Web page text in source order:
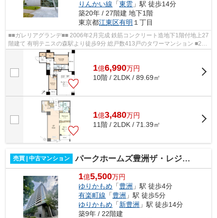
りんかい線 「東雲 」駅 徒歩14分
築20年 / 27階建 地下1階
東京都江東区有明 １丁目
■■ガレリアグランデ■■ 2006年2月完成 鉄筋コンクリート造地下1階付地上27
階建て 有明テニスの森駅より徒歩9分 総戸数413戸のタワーマンション ■24
時間有人管理 ■24時間遠隔管理シス...
1億6,990万円
10階 / 2LDK / 89.69㎡
1億3,480万円
11階 / 2LDK / 71.39㎡
売買 | 中古マンション パークホームズ豊洲ザ・レジデンス
1億5,500万円
ゆりかもめ 「豊洲 」駅 徒歩4分
有楽町線 「豊洲 」駅 徒歩5分
ゆりかもめ 「新豊洲 」駅 徒歩14分
築9年 / 22階建